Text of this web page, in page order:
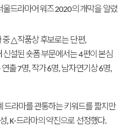
울드라마어워즈2020의개막을알렸
중△작품상후보로는단편,
신설된숏폼부문에서는4편이본심
연출7명, 작가6명, 남자연기상6명,
드라마를관통하는키워드를짧지만
, K-드라마의약진으로선정했다.